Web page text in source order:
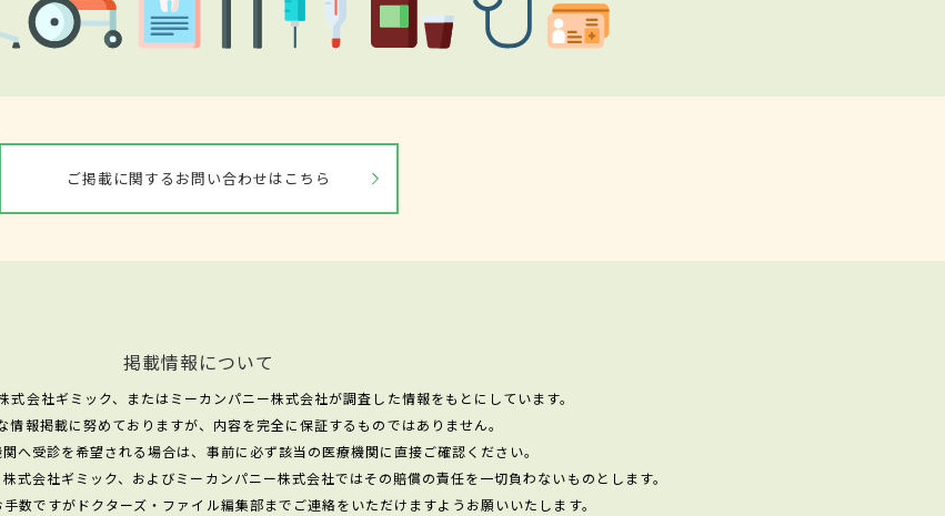
ご掲載に関するお問い合わせはこちら
掲載情報について
式会社ギミック、またはミーカンパニー株式会社が調査した情報をもとにしています。
情報掲載に努めておりますが、内容を完全に保証するものではありません。
へ受診を希望される場合は、事前に必ず該当の医療機関に直接ご確認ください。
式会社ギミック、およびミーカンパニー株式会社ではその賠償の責任を一切負わないものとします。
数ですがドクターズ・ファイル編集部までご連絡をいただけますようお願いいたします。